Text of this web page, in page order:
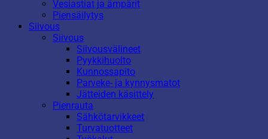
Vesiastiat ja ämpärit
Piensäilytys
Siivous
Siivous
Siivousvälineet
Pyykkihuolto
Kunnossapito
Parveke- ja kynnysmatot
Jätteiden käsittely
Pienrauta
Sähkötarvikkeet
Turvatuotteet